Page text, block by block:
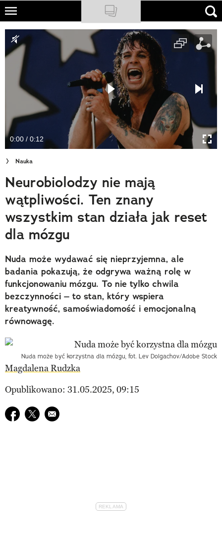
Skip
main
content
NATIONAL GEOGRAPHIC
TRAVELER
PODCASTY
Newsletter
Cuda Polski
Wielki Konkurs Fotograficzny
Trendbook Podróżniczy
Polecane
0:00 / 0:12
Nauka
Neurobiolodzy nie mają
wątpliwości. Ten znany
wszystkim stan działa jak reset
dla mózgu
Nuda może wydawać się nieprzyjemna, ale
badania pokazują, że odgrywa ważną rolę w
funkcjonowaniu mózgu. To nie tylko chwila
bezczynności – to stan, który wspiera
kreatywność, samoświadomość i emocjonalną
równowagę.
Nuda może być korzystna dla mózgu, fot. Lev Dolgachov/Adobe Stock
Magdalena Rudzka
Opublikowano: 31.05.2025, 09:15
Udostępnij na facebook
Udostępnij na twitter
E-mail do przyjaciela